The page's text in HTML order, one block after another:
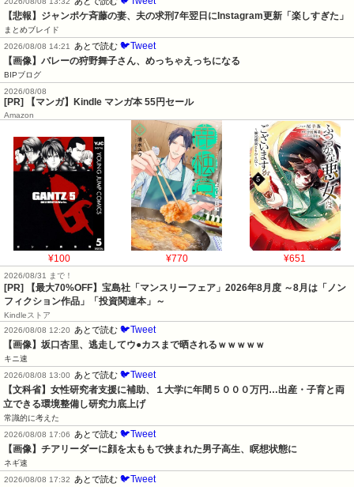
【悲報】ジャンポケ斉藤の妻、夫の求刑7年翌日にInstagram更新「楽しすぎた」
まとめブレイド
2026/08/08 14:21 あとで読む 🐦Tweet
【画像】バレーの狩野舞子さん、めっちゃえっちになる
BIPブログ
2026/08/08
[PR] 【マンガ】Kindle マンガ本 55円セール
Amazon
¥100 ¥770 ¥651
2026/08/31 まで！
[PR] 【最大70%OFF】宝島社「マンスリーフェア」2026年8月度 ～8月は「ノン
フィクション作品」「投資関連本」～
Kindleストア
2026/08/08 12:20
あとで読む 🐦Tweet
【画像】坂口杏里、逃走してウ●カスまで晒されるｗｗｗｗｗ
キニ速
2026/08/08 13:00
あとで読む 🐦Tweet
【文科省】女性研究者支援に補助、１大学に年間５０００万円…出産・子育と両
立できる環境整備し研究力底上げ
常識的に考えた
2026/08/08 17:06
あとで読む 🐦Tweet
【画像】チアリーダーに顔を太ももで挟まれた男子高生、瞑想状態に
ネギ速
2026/08/08 17:32
あとで読む 🐦Tweet